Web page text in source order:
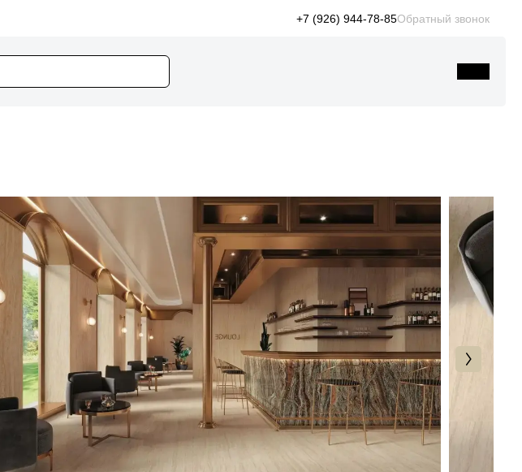
+7 (926) 944-78-85Обратный звонок